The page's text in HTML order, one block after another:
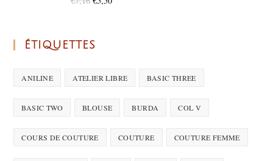
ÉTIQUETTES
ANILINE ATELIER LIBRE BASIC THREE
BASIC TWO BLOUSE BURDA COL V
COURS DE COUTURE COUTURE COUTURE FEMME